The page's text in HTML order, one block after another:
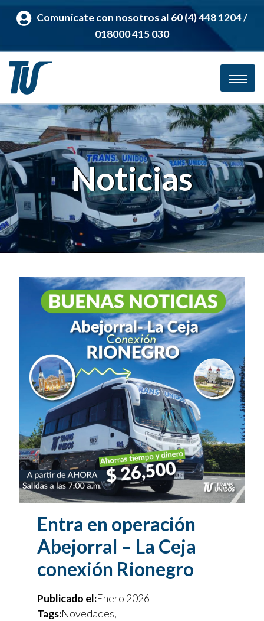
Comunícate con nosotros al 60 (4) 448 1204 /
018000 415 030
Noticias
Entra en operación
Abejorral – La Ceja
conexión Rionegro
Publicado el:Enero 2026
Tags:Novedades,